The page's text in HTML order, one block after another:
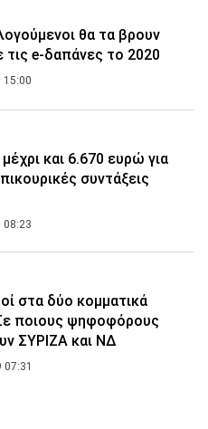
θα τα βρουν
τις e-δαπάνες το 2020
15:00
και 6.670 ευρώ για
συντάξεις
08:23
στα δύο κομματικά
ποιους ψηφοφόρους
ΣΥΡΙΖΑ και ΝΔ